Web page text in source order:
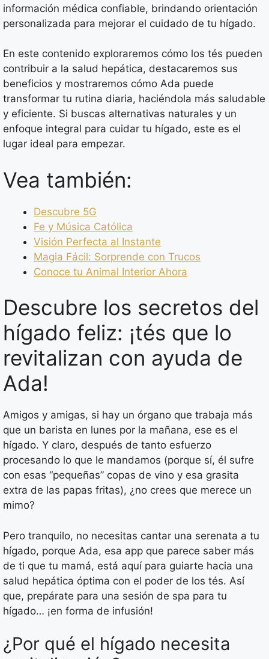
información médica confiable, brindando orientación
personalizada para mejorar el cuidado de tu hígado.
En este contenido exploraremos cómo los tés pueden
contribuir a la salud hepática, destacaremos sus
beneficios y mostraremos cómo Ada puede
transformar tu rutina diaria, haciéndola más saludable
y eficiente. Si buscas alternativas naturales y un
enfoque integral para cuidar tu hígado, este es el
lugar ideal para empezar.
Vea también:
Descubre 5G
Fe y Música Católica
Visión Perfecta al Instante
Magia Fácil: Sorprende con Trucos
Conoce tu Animal Interior Ahora
Descubre los secretos del
hígado feliz: ¡tés que lo
revitalizan con ayuda de
Ada!
Amigos y amigas, si hay un órgano que trabaja más
que un barista en lunes por la mañana, ese es el
hígado. Y claro, después de tanto esfuerzo
procesando lo que le mandamos (porque sí, él sufre
con esas “pequeñas” copas de vino y esa grasita
extra de las papas fritas), ¿no crees que merece un
mimo?
Pero tranquilo, no necesitas cantar una serenata a tu
hígado, porque Ada, esa app que parece saber más
de ti que tu mamá, está aquí para guiarte hacia una
salud hepática óptima con el poder de los tés. Así
que, prepárate para una sesión de spa para tu
hígado… ¡en forma de infusión!
¿Por qué el hígado necesita